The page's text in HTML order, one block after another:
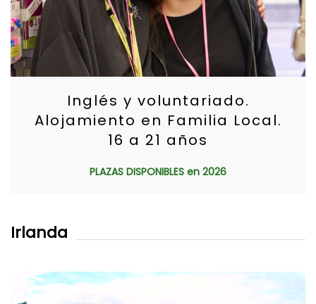
Inglés y voluntariado.
Alojamiento en Familia Local.
16 a 21 años
PLAZAS DISPONIBLES en 2026
Irlanda